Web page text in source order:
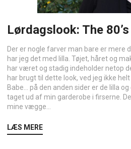
Lørdagslook: The
Der er nogle farver man bare er mere
har jeg det med lilla. Tøjet, håret og
har været og stadig indeholder netop
har brugt til dette look, ved jeg ikke
Babe… på den anden sider er de lilla
taget ud af min garderobe i firserne.
mine vægge...
LÆS MERE